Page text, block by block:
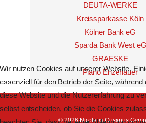
DEUTA-WERKE
Kreissparkasse Köln
Kölner Bank eG
Sparda Bank West eG
GRAESKE
Piano Enzenauer
© 2026 Nicolaus Cusanus
Wir nutzen Cookies auf unserer Website.
essenziell für den Betrieb der Seite, während
diese Website und die Nutzererfahrung zu
selbst entscheiden, ob Sie die Cookies